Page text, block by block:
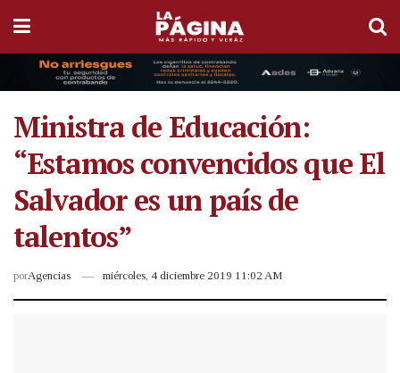
Ministra de Educación:
“Estamos convencidos que El
Salvador es un país de
talentos”
porAgencias miércoles, 4 diciembre 2019 11:02 AM